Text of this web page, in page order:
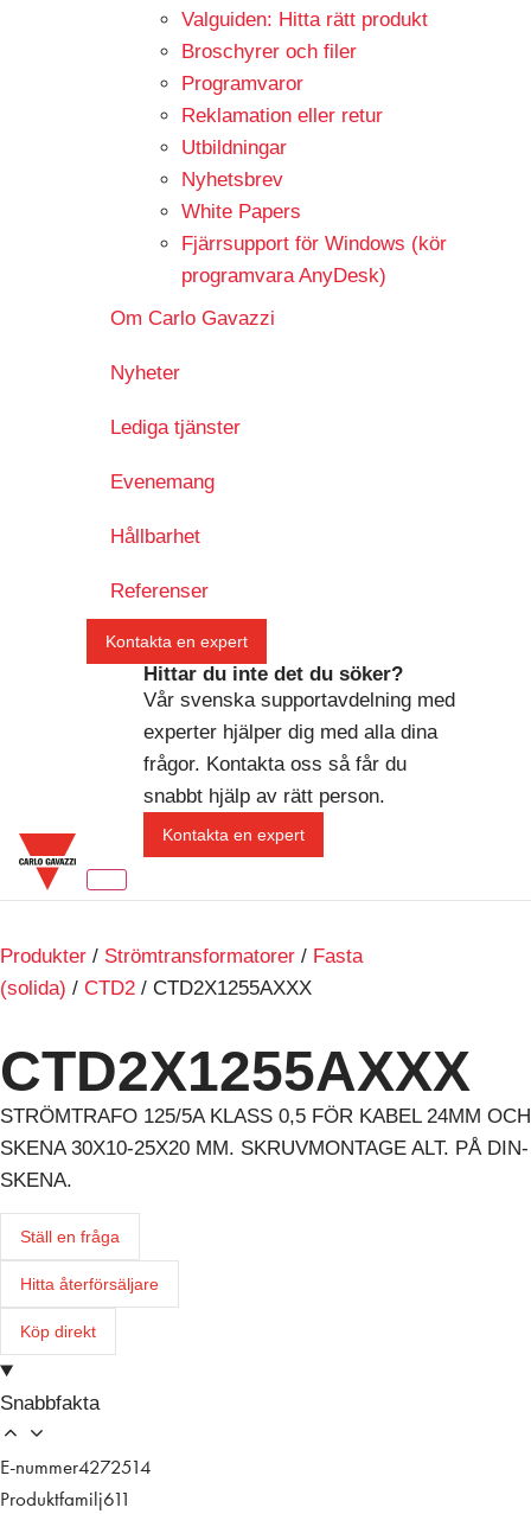
Valguiden: Hitta rätt produkt
Broschyrer och filer
Programvaror
Reklamation eller retur
Utbildningar
Nyhetsbrev
White Papers
Fjärrsupport för Windows (kör
programvara AnyDesk)
Om Carlo Gavazzi
Nyheter
Lediga tjänster
Evenemang
Hållbarhet
Referenser
Kontakta en expert
Hittar du inte det du söker?
Vår svenska supportavdelning med
experter hjälper dig med alla dina
frågor. Kontakta oss så får du
snabbt hjälp av rätt person.
Kontakta en expert
Produkter / Strömtransformatorer / Fasta
(solida) / CTD2 / CTD2X1255AXXX
CTD2X1255AXXX
STRÖMTRAFO 125/5A KLASS 0,5 FÖR KABEL 24MM OCH
SKENA 30X10-25X20 MM. SKRUVMONTAGE ALT. PÅ DIN-
SKENA.
Ställ en fråga
Hitta återförsäljare
Köp direkt
Snabbfakta
E-nummer4272514
Produktfamilj611